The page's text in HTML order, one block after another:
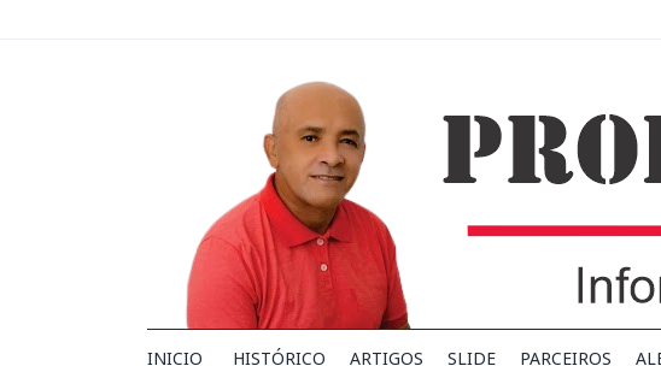
INICIO HISTÓRICO ARTIGOS SLIDE PARCEIROS